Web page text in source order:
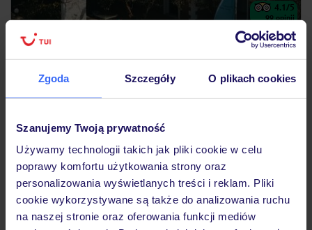
Zgoda Szczegóły O plikach cookies
Szanujemy Twoją prywatność
Używamy technologii takich jak pliki cookie w celu
poprawy komfortu użytkowania strony oraz
personalizowania wyświetlanych treści i reklam. Pliki
cookie wykorzystywane są także do analizowania ruchu
na naszej stronie oraz oferowania funkcji mediów
4.1/5
99 opinii
Studios & Apartments Herodotos
GRECJA ZAKYNTHOS LIMNI KERIOU
3 007
Katowice (03:35)